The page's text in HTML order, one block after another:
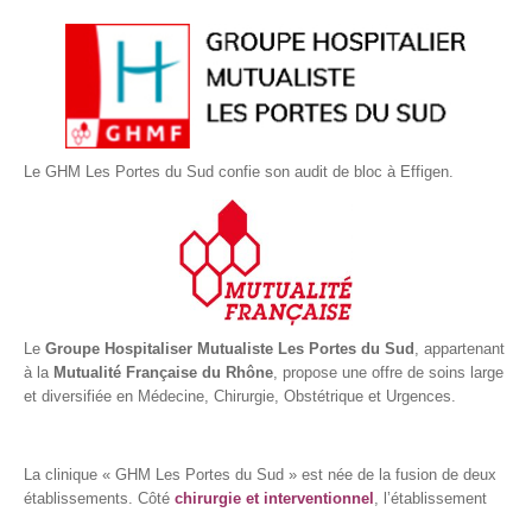
Le GHM Les Portes du Sud confie son audit de bloc à Effigen.
Le Groupe Hospitaliser Mutualiste Les Portes du Sud , appartenant
à la Mutualité Française du Rhône, propose une offre de soins large
et diversifiée en Médecine, Chirurgie, Obstétrique et Urgences.
La clinique « GHM Les Portes du Sud » est née de la fusion de deux
établissements. Côté chirurgie et interventionnel , l’établissement